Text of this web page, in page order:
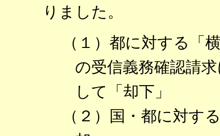
りました。
（１）都に対する「
の受信義務確認請
して「却下」
（２）国・都に対す